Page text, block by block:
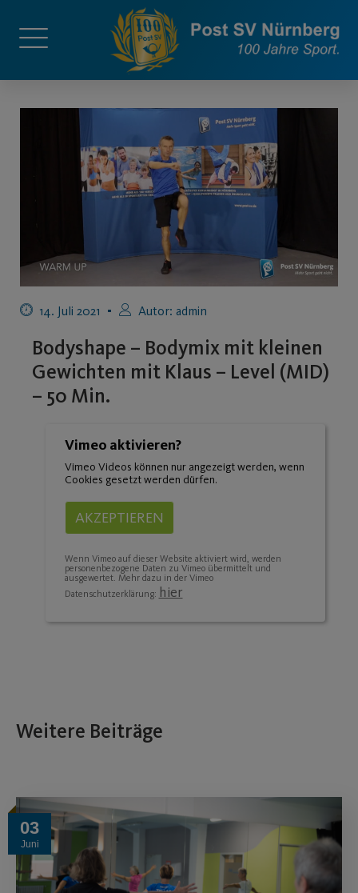
14. Juli 2021 Autor: admin
Bodyshape – Bodymix mit kleinen
Gewichten mit Klaus – Level (MID)
– 50 Min.
Vimeo aktivieren?
Vimeo Videos können nur angezeigt werden, wenn
Cookies gesetzt werden dürfen.
AKZEPTIEREN
Wenn Vimeo auf dieser Website aktiviert wird, werden
personenbezogene Daten zu Vimeo übermittelt und
ausgewertet. Mehr dazu in der Vimeo
Datenschutzerklärung: hier
Weitere Beiträge
03
Juni